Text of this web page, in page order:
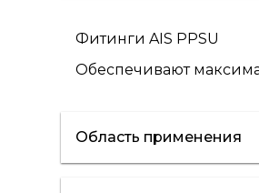
Фитинги AIS PPSU
Обеспечивают
Область применения